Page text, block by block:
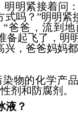
紧接着问：
吗？”明明
爸爸，流到
备起飞了，
，爸爸妈妈
的化学产
剂和防腐剂。
液？